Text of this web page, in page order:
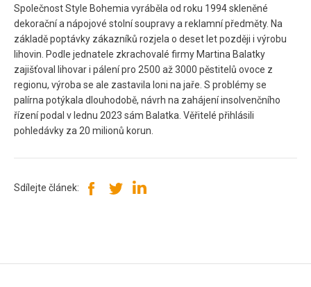
Společnost Style Bohemia vyráběla od roku 1994 skleněné
dekorační a nápojové stolní soupravy a reklamní předměty. Na
základě poptávky zákazníků rozjela o deset let později i výrobu
lihovin. Podle jednatele zkrachovalé firmy Martina Balatky
zajišťoval lihovar i pálení pro 2500 až 3000 pěstitelů ovoce z
regionu, výroba se ale zastavila loni na jaře. S problémy se
palírna potýkala dlouhodobě, návrh na zahájení insolvenčního
řízení podal v lednu 2023 sám Balatka. Věřitelé přihlásili
pohledávky za 20 milionů korun.
Sdílejte článek: